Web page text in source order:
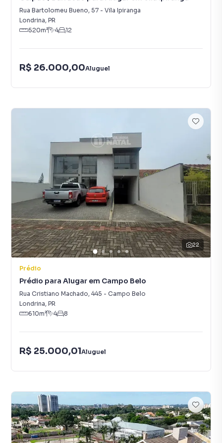
Rua Bartolomeu Bueno, 57 - Vila Ipiranga
Londrina, PR
520m² 4 12
R$ 26.000,00Aluguel
22
Prédio
Prédio para Alugar em Campo Belo
Rua Cristiano Machado, 445 - Campo Belo
Londrina, PR
610m² 4 8
R$ 25.000,01Aluguel